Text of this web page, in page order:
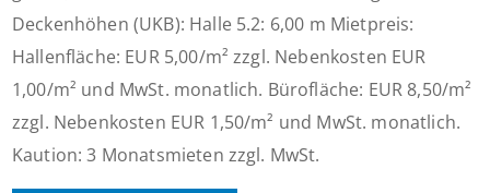
Deckenhöhen (UKB): Halle 5.2: 6,00 m Mietpreis:
Hallenfläche: EUR 5,00/m² zzgl. Nebenkosten EUR
1,00/m² und MwSt. monatlich. Bürofläche: EUR 8,50/m²
zzgl. Nebenkosten EUR 1,50/m² und MwSt. monatlich.
Kaution: 3 Monatsmieten zzgl. MwSt.